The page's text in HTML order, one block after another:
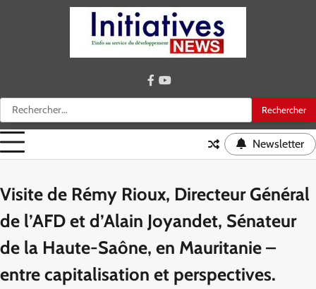
Rechercher :
facebook
youtube
Newsletter
Visite de Rémy Rioux, Directeur Général
de l’AFD et d’Alain Joyandet, Sénateur
de la Haute-Saône, en Mauritanie –
entre capitalisation et perspectives.